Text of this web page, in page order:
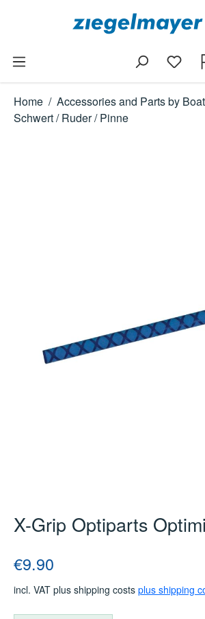
Skip to main content
You
Home / Accessories and Parts by Boat
Schwert / Ruder / Pinne
X-Grip Optiparts
Regular price:
€9.90
incl. VAT plus shipping costs plus shipping